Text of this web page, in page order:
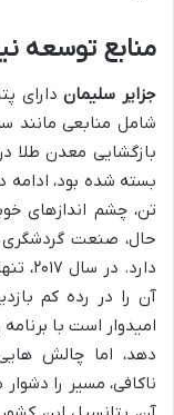
منابع توسعه
جزایر سلیماندارای
شامل منابعی مانند
بسته شده بود،
تن، چشم اندازهای
حال، صنعت گردشگری
آن را در رده کم
امیدوار است با
دهد، اما چالش
ناکافی، مسیر را